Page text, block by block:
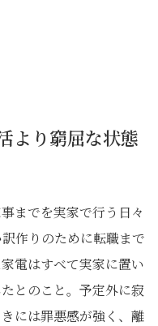
より窮屈な状態
までを実家で行う日々
作りのために転職まで
電はすべて実家に置い
とのこと。予定外に寂
には罪悪感が強く、離